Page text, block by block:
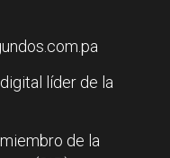
líder de la
de la